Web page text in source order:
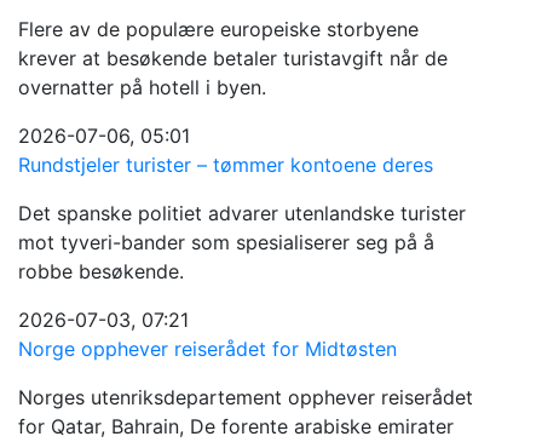
Flere av de populære europeiske storbyene
krever at besøkende betaler turistavgift når de
overnatter på hotell i byen.
2026-07-06, 05:01
Rundstjeler turister – tømmer kontoene deres
Det spanske politiet advarer utenlandske turister
mot tyveri-bander som spesialiserer seg på å
robbe besøkende.
2026-07-03, 07:21
Norge opphever reiserådet for Midtøsten
Norges utenriksdepartement opphever reiserådet
for Qatar, Bahrain, De forente arabiske emirater